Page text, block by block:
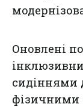
Оновлені
сидіннями
фізичними